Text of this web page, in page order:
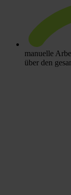
manuelle
über den